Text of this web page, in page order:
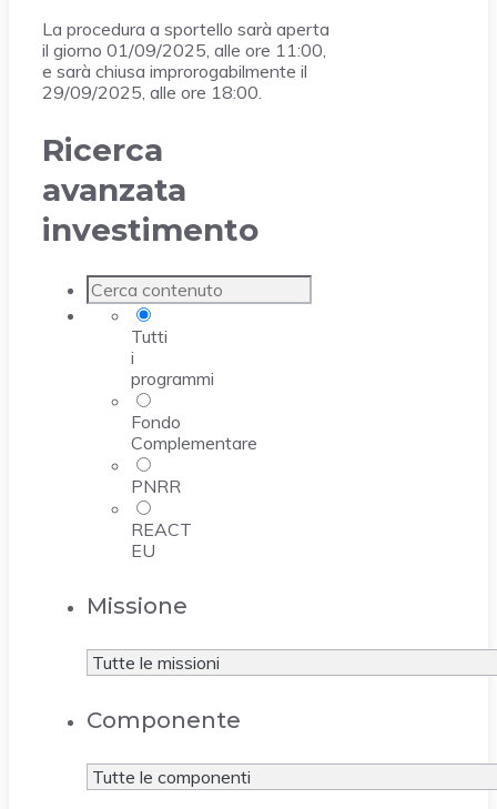
La procedura a sportello sarà aperta
il giorno 01/09/2025, alle ore 11:00,
e sarà chiusa improrogabilmente il
29/09/2025, alle ore 18:00.
Ricerca
avanzata
investimento
Tutti
i
programmi
Fondo
Complementare
PNRR
REACT
EU
Missione
Componente